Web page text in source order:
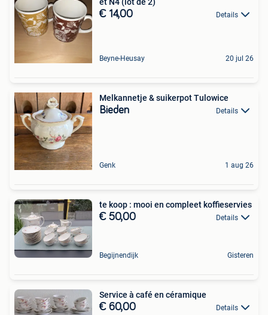
€ 14,00 Details
Beyne-Heusay 20 jul 26
Melkannetje & suikerpot Tulowice
Bieden Details
Genk 1 aug 26
te koop : mooi en compleet koffieservies
€ 50,00 Details
Begijnendijk Gisteren
Service à café en céramique
€ 60,00 Details